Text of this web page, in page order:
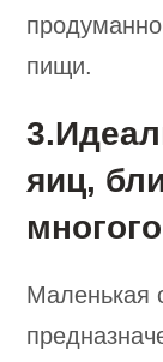
пищи.
яиц,
Маленькая